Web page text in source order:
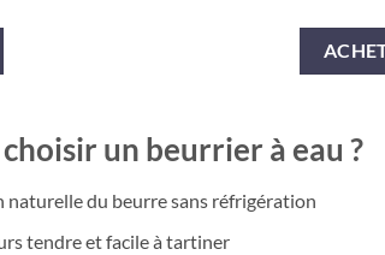
un beurrier à eau ?
naturelle du beurre sans réfrigération
tendre et facile à tartiner